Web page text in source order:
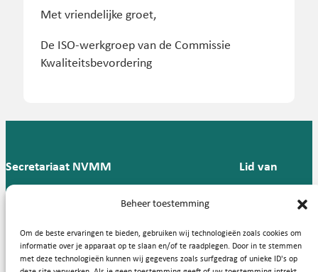
Beheer toestemming
Om de beste ervaringen te bieden, gebruiken wij technologieën zoals cookies om
informatie over je apparaat op te slaan en/of te raadplegen. Door in te stemmen
met deze technologieën kunnen wij gegevens zoals surfgedrag of unieke ID's op
Met vriendelijke groet,
De ISO-werkgroep van de Commissie
Kwaliteitsbevordering
Secretariaat NVMM
Groningen
57
Lid van